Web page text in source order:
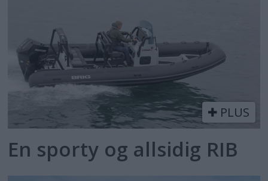
PLUS
En sporty og allsidig RIB